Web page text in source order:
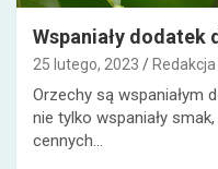
Wspaniały dodatek
25 lutego, 2023 Redakcja
Orzechy są wspaniałym
nie tylko wspaniały
cennych…